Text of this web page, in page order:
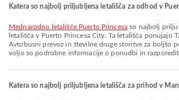
Katera so najbolj priljubljena letališča za odhod v
Mednarodno letališče Puerto Princesa so najbolj
letališča v Puerto Princesa City. Ta letališča ponujajo
Avtobusni prevoz in številne druge storitve za boljšo
voljo so podrobne informacije o ponudbi in
Katera so najbolj priljubljena letališča za prihod v